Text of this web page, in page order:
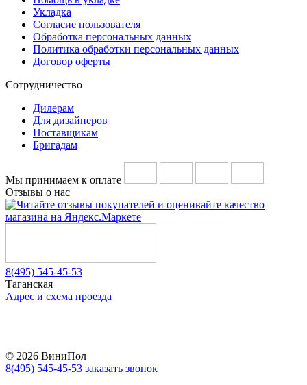
Укладка
Согласие пользователя
Обработка персональных данных
Политика обработки персональных данных
Договор оферты
Сотрудничество
Дилерам
Для дизайнеров
Поставщикам
Бригадам
Мы принимаем к оплате
Отзывы о нас
8(495) 545-45-53
Таганская
Адрес и схема проезда
© 2026 ВиниПол
8(495) 545-45-53 заказать звонок